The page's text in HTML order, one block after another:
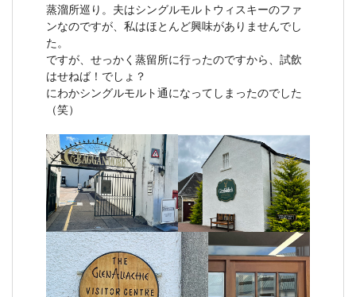
蒸溜所巡り。夫はシングルモルトウィスキーのファ
ンなのですが、私はほとんど興味がありませんでし
た。
ですが、せっかく蒸留所に行ったのですから、試飲
はせねば！でしょ？
にわかシングルモルト通になってしまったのでした
（笑）